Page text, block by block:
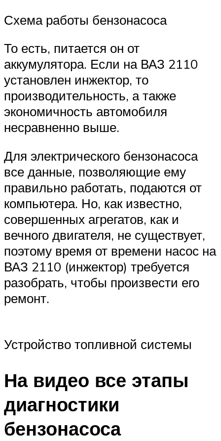
Схема работы бензонасоса
То есть, питается он от
аккумулятора. Если на ВАЗ 2110
установлен инжектор, то
производительность, а также
экономичность автомобиля
несравненно выше.
Для электрического бензонасоса
все данные, позволяющие ему
правильно работать, подаются от
компьютера. Но, как известно,
совершенных агрегатов, как и
вечного двигателя, не существует,
поэтому время от времени насос на
ВАЗ 2110 (инжектор) требуется
разобрать, чтобы произвести его
ремонт.
Устройство топливной системы
На видео все этапы
диагностики
бензонасоса